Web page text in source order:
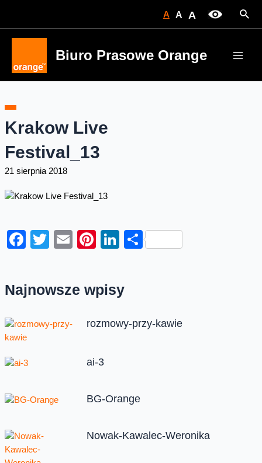
A A A
Biuro Prasowe Orange
Krakow Live
Festival_13
21 sierpnia 2018
Facebook
Twitter
EmailPinterest
LinkedIn
Share
Najnowsze wpisy
rozmowy-przy-kawie
ai-3
BG-Orange
Nowak-Kawalec-Weronika